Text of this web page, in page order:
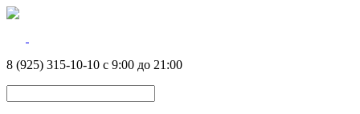
8 (925) 315-10-10 с 9:00 до 21:00